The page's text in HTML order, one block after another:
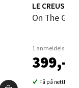
LE CREUSET
On The
1 anmeldelse
399,-
Få på nettlager
Velg